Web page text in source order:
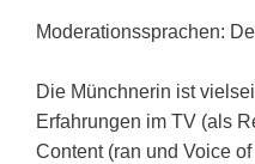
Moderationssprachen:
Die Münchnerin ist
Erfahrungen im TV (als
Content (ran und Voice